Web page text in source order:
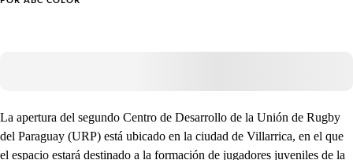
La apertura del segundo Centro de Desarrollo de la Unión de Rugby
del Paraguay (URP) está ubicado en la ciudad de Villarrica, en el que
el espacio estará destinado a la formación de jugadores juveniles de la